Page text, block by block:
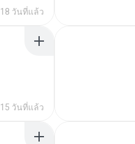
18 วันที่แล้ว
15 วันที่แล้ว